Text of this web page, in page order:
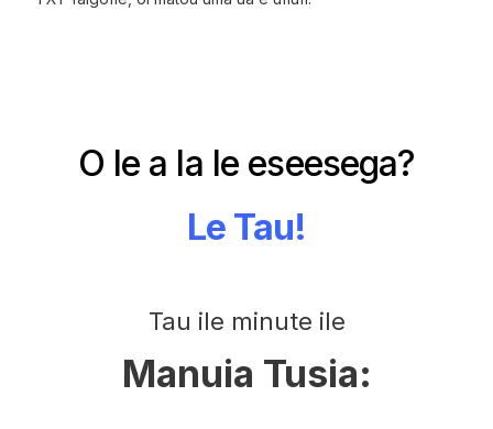
O le a la le eseesega?
Le Tau!
Tau ile minute ile
Manuia Tusia: